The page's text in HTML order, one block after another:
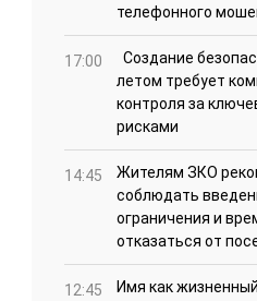
телефонного
17:00
Создание
летом требует
контроля за
рисками
14:45
Жителям ЗКО
соблюдать
ограничения и
отказаться от
12:45 Имя как